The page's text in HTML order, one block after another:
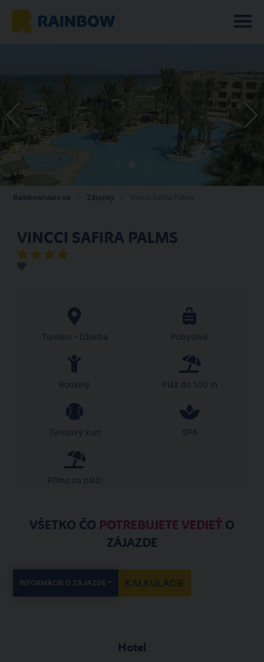
Rainbowtours.sk Zájazdy
VINCCI SAFIRA PALMS
Tunisko - Džerba Pobytové
Rodinný Pláž do 100 m
Tenisový kurt SPA
Přímo na pláži
VŠETKO ČO POTREBUJETE VEDIEŤ O
ZÁJAZDE
INFORMÁCIE O ZÁJAZDE KALKULÁCIE
Hotel